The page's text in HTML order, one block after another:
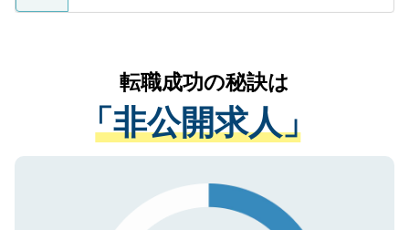
ているすべての個人データはご本人の許可
は、個人情報の取り扱いについての厳密な
管理基準を満たした事業者のみに付与され
る、プライバシーマークを取得済みです。
で、機密保持に関してもご安心ください。
かがいして、現在の医療機関の状況や紹介
経験をまじえながら、適切なアドバイスを
させていただきます。すぐにご転職をされ
ない方には、長期的なサポートが可能です
ので、まずはご登録ください。
転職成功の秘訣は
「非公開求人」